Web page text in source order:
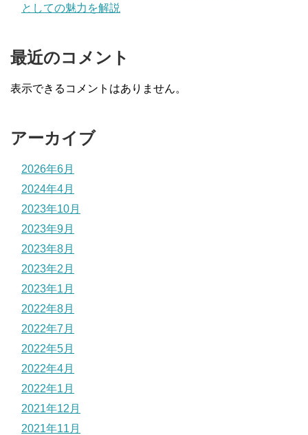
としての魅力を解説
最近のコメント
表示できるコメントはありません。
アーカイブ
2026年6月
2024年4月
2023年10月
2023年9月
2023年8月
2023年2月
2023年1月
2022年8月
2022年7月
2022年5月
2022年4月
2022年1月
2021年12月
2021年11月